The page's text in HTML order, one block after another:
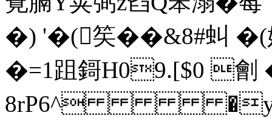
�) '�(笶��&8#虯
�=1跙鎶H09.[$0 
8rP6^ �y/